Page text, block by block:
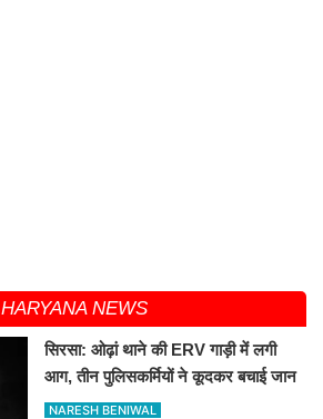
HARYANA NEWS
सिरसा: ओढ़ां थाने की ERV गाड़ी में लगी
आग, तीन पुलिसकर्मियों ने कूदकर बचाई जान
NARESH BENIWAL